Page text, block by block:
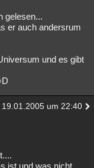
gelesen...
er auch andersrum
und es gibt
19.01.2005 um 22:40
ist und was nicht